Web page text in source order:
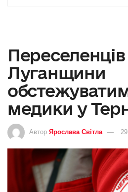
Переселенців
Луганщини
медики у
Автор Ярослава Світла